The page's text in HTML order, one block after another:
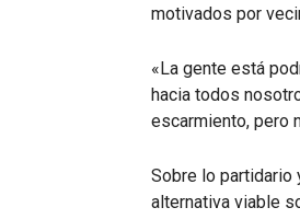
motivados por
«La gente está
hacia todos
escarmiento, pero
Sobre lo partidario
alternativa viable